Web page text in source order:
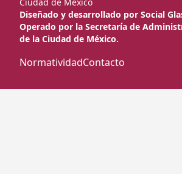
Ciudad de México
Diseñado y desarrollado por Social
Operado por la Secretaría de
de la Ciudad de México.
NormatividadContacto